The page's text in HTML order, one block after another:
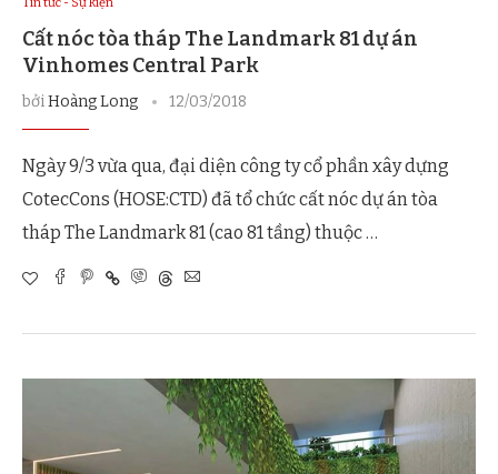
Tin tức - Sự kiện
Cất nóc tòa tháp The Landmark 81 dự án
Vinhomes Central Park
bởiHoàng Long 12/03/2018
Ngày 9/3 vừa qua, đại diện công ty cổ phần xây dựng
CotecCons (HOSE:CTD) đã tổ chức cất nóc dự án tòa
tháp The Landmark 81 (cao 81 tầng) thuộc …